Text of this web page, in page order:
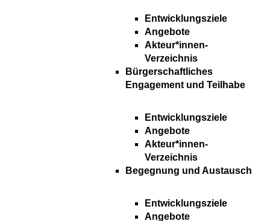
Entwicklungsziele
Angebote
Akteur*innen-
Verzeichnis
Bürgerschaftliches
Engagement und Teilhabe
Entwicklungsziele
Angebote
Akteur*innen-
Verzeichnis
Begegnung und Austausch
Entwicklungsziele
Angebote